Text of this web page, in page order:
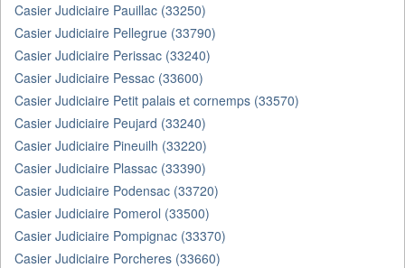
Casier Judiciaire Pauillac (33250)
Casier Judiciaire Pellegrue (33790)
Casier Judiciaire Perissac (33240)
Casier Judiciaire Pessac (33600)
Casier Judiciaire Petit palais et cornemps (33570)
Casier Judiciaire Peujard (33240)
Casier Judiciaire Pineuilh (33220)
Casier Judiciaire Plassac (33390)
Casier Judiciaire Podensac (33720)
Casier Judiciaire Pomerol (33500)
Casier Judiciaire Pompignac (33370)
Casier Judiciaire Porcheres (33660)